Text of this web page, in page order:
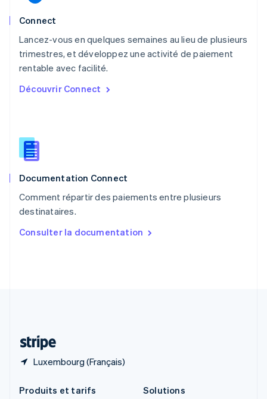
Connect
Lancez-vous en quelques semaines au lieu de plusieurs
trimestres, et développez une activité de paiement
rentable avec facilité.
Découvrir Connect
Documentation Connect
Comment répartir des paiements entre plusieurs
destinataires.
Consulter la documentation
Luxembourg (Français)
Nouvelle-Zélande
English
NederlandsEnglish
Pologne
English
PortuguêsEnglish
English
Roumanie
Royaume-Uni
Singapour
English简体中文
English
Produits et tarifs
Solutions